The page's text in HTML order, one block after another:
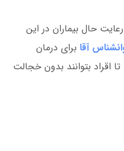
حال بیماران در این
آقا برای درمان
اقراد بتوانند بدون خجالت